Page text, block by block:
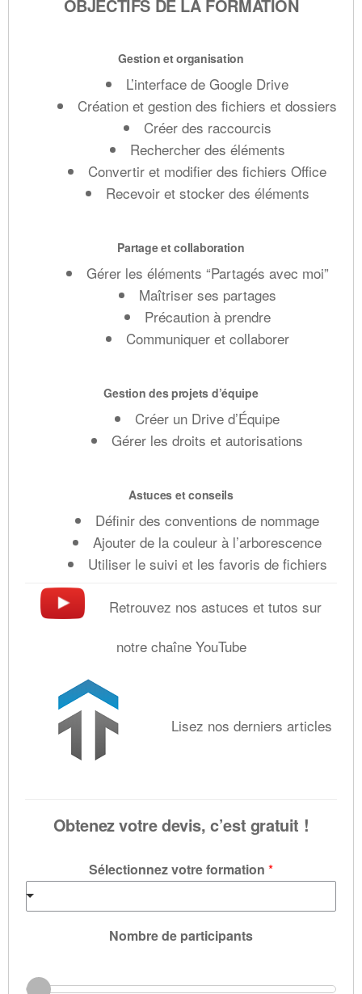
OBJECTIFS DE LA FORMATION
Gestion et organisation
L’interface de Google Drive
Création et gestion des fichiers et dossiers
Créer des raccourcis
Rechercher des éléments
Convertir et modifier des fichiers Office
Recevoir et stocker des éléments
Partage et collaboration
Gérer les éléments “Partagés avec moi”
Maîtriser ses partages
Précaution à prendre
Communiquer et collaborer
Gestion des projets d’équipe
Créer un Drive d’Équipe
Gérer les droits et autorisations
Astuces et conseils
Définir des conventions de nommage
Ajouter de la couleur à l’arborescence
Utiliser le suivi et les favoris de fichiers
Retrouvez nos astuces et tutos sur
notre chaîne YouTube
Lisez nos derniers articles
Obtenez votre devis, c’est gratuit !
Sélectionnez votre formation *
Nombre de participants